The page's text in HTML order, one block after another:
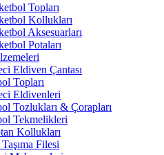
Topları
Kollukları
Aksesuarları
Potaları
Eldiven Çantası
Topları
Eldivenleri
Tozlukları & Çorapları
Tekmelikleri
Kollukları
Filesi